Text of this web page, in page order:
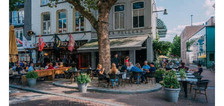
Bezoek
Museum
Collectie